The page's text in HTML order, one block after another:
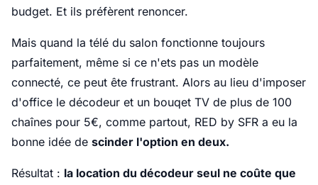
budget. Et ils préfèrent renoncer.
Mais quand la télé du salon fonctionne toujours
parfaitement, même si ce n'ets pas un modèle
connecté, ce peut ête frustrant. Alors au lieu d'imposer
d'office le décodeur et un bouqet TV de plus de 100
chaînes pour 5€, comme partout, RED by SFR a eu la
bonne idée de scinder l'option en deux.
Résultat : la location du décodeur seul ne coûte que